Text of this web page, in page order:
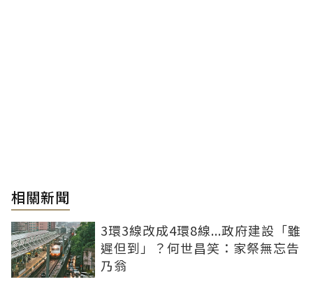
相關新聞
3環3線改成4環8線...政府建設「雖
遲但到」？何世昌笑：家祭無忘告
乃翁